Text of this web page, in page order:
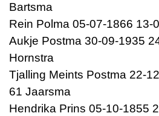
Bartsma
Rein Polma 05-07-1866 13-
Aukje Postma 30-09-1935
Hornstra
Tjalling Meints Postma 22-
61 Jaarsma
Hendrika Prins 05-10-1855